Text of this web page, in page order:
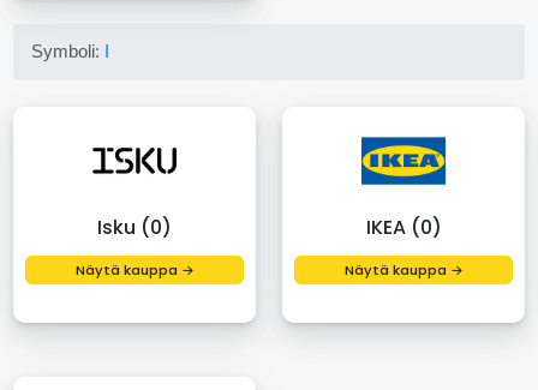
Symboli: I
Isku (0)
Näytä kauppa →
IKEA (0)
Näytä kauppa →